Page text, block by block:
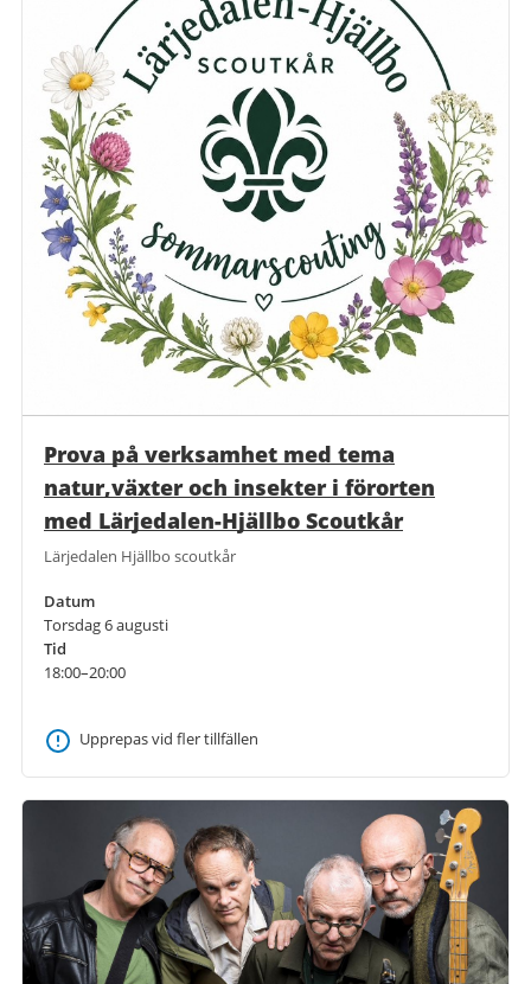
Prova på verksamhet med tema
natur,växter och insekter i förorten
med Lärjedalen-Hjällbo Scoutkår
Lärjedalen Hjällbo scoutkår
Datum
Torsdag 6 augusti
Tid
18:00–20:00
Upprepas vid fler tillfällen